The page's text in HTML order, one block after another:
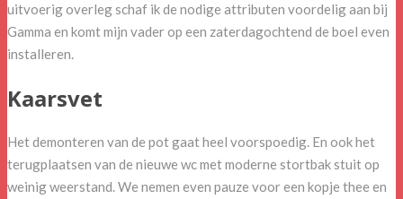
uitvoerig overleg schaf ik de nodige attributen voordelig aan bij
Gamma en komt mijn vader op een zaterdagochtend de boel even
installeren.
Kaarsvet
Het demonteren van de pot gaat heel voorspoedig. En ook het
terugplaatsen van de nieuwe wc met moderne stortbak stuit op
weinig weerstand. We nemen even pauze voor een kopje thee en